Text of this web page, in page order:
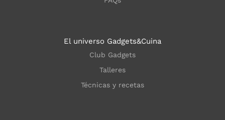
El universo Gadgets&Cuina
Club Gadgets
Talleres
Técnicas y recetas